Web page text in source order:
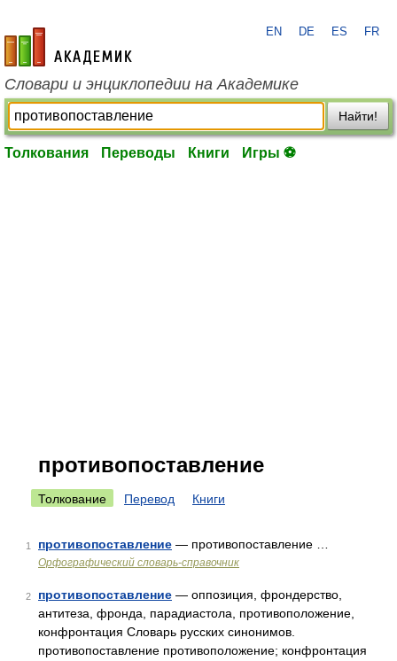
academic.ru
EN DE ES FR
Словари и энциклопедии на Академике
Найти!
Толкования Переводы Книги Игры ⚽
противопоставление
Толкование Перевод Книги
1 противопоставление — противопоставление …
Орфографический словарь-справочник
2 противопоставление — оппозиция, фрондерство,
антитеза, фронда, парадиастола, противоположение,
конфронтация Словарь русских синонимов.
противопоставление противоположение; конфронтация